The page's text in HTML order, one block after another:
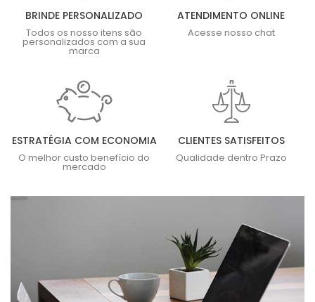
BRINDE PERSONALIZADO
Todos os nosso itens são
personalizados com a sua
marca
ATENDIMENTO ONLINE
Acesse nosso chat
ESTRATÉGIA COM ECONOMIA
O melhor custo benefício do
mercado
CLIENTES SATISFEITOS
Qualidade dentro Prazo